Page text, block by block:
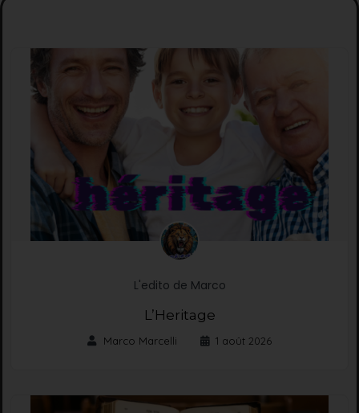
L'edito de Marco
L’Heritage
Marco Marcelli 1 août 2026